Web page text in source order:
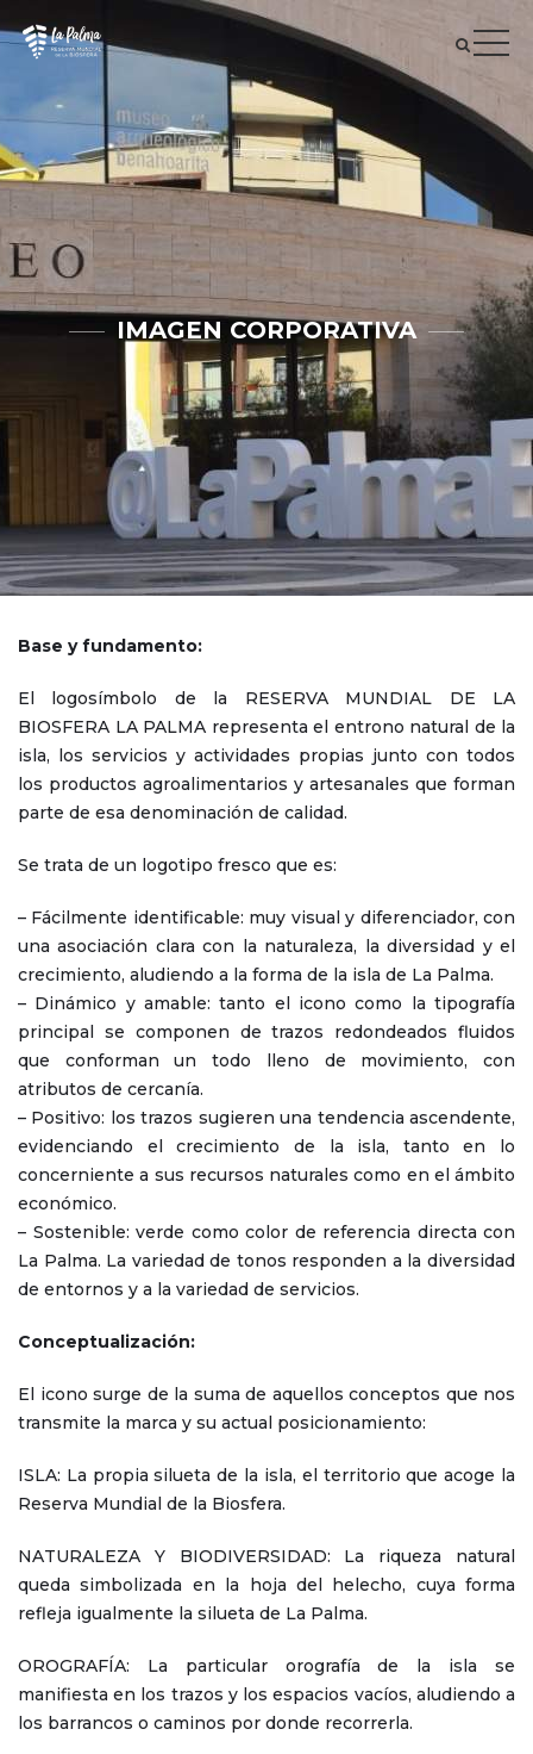
IMAGEN CORPORATIVA
Base y fundamento:
El logosímbolo de la RESERVA MUNDIAL DE LA
BIOSFERA LA PALMA representa el entrono natural de la
isla, los servicios y actividades propias junto con todos
los productos agroalimentarios y artesanales que forman
parte de esa denominación de calidad.
Se trata de un logotipo fresco que es:
– Fácilmente identificable: muy visual y diferenciador, con
una asociación clara con la naturaleza, la diversidad y el
crecimiento, aludiendo a la forma de la isla de La Palma.
– Dinámico y amable: tanto el icono como la tipografía
principal se componen de trazos redondeados fluidos
que conforman un todo lleno de movimiento, con
atributos de cercanía.
– Positivo: los trazos sugieren una tendencia ascendente,
evidenciando el crecimiento de la isla, tanto en lo
concerniente a sus recursos naturales como en el ámbito
económico.
– Sostenible: verde como color de referencia directa con
La Palma. La variedad de tonos responden a la diversidad
de entornos y a la variedad de servicios.
Conceptualización:
El icono surge de la suma de aquellos conceptos que nos
transmite la marca y su actual posicionamiento:
ISLA: La propia silueta de la isla, el territorio que acoge la
Reserva Mundial de la Biosfera.
NATURALEZA Y BIODIVERSIDAD: La riqueza natural
queda simbolizada en la hoja del helecho, cuya forma
refleja igualmente la silueta de La Palma.
OROGRAFÍA: La particular orografía de la isla se
manifiesta en los trazos y los espacios vacíos, aludiendo a
los barrancos o caminos por donde recorrerla.